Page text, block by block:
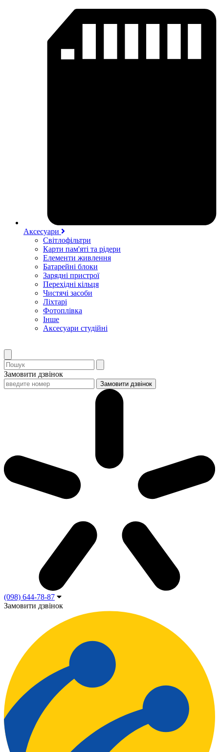
Аксесуари
Світлофільтри
Карти пам'яті та рідери
Елементи живлення
Батарейні блоки
Зарядні пристрої
Перехідні кільця
Чистячі засоби
Ліхтарі
Фотоплівка
Інше
Аксесуари студійні
Замовити дзвінок
(098) 644-78-87
Замовити дзвінок